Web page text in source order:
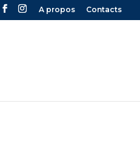
A propos Contacts